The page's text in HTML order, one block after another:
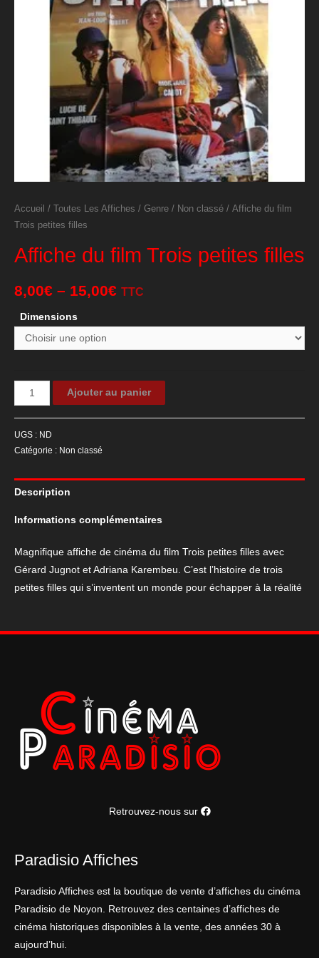
Accueil / Toutes Les Affiches / Genre / Non classé / Affiche du film
Trois petites filles
Affiche du film Trois petites filles
8,00€ – 15,00€ TTC
Dimensions
quantité
de
Trois
petites
filles
Ajouter au panier
UGS : ND
Catégorie : Non classé
Description
Informations complémentaires
Magnifique affiche de cinéma du film Trois petites filles avec
Gérard Jugnot et Adriana Karembeu. C’est l’histoire de trois
petites filles qui s’inventent un monde pour échapper à la réalité
Retrouvez-nous sur
Paradisio Affiches
Paradisio Affiches est la boutique de vente d’affiches du cinéma
Paradisio de Noyon. Retrouvez des centaines d’affiches de
cinéma historiques disponibles à la vente, des années 30 à
aujourd’hui.